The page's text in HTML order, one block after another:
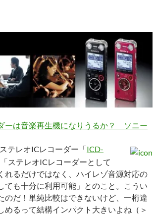
ーは音楽再生機になりうるか？ ソニー
テレオICレコーダー「ICD-
ステレオICレコーダーとして
れるだけではなく、ハイレゾ音源対応の
ても十分に利用可能」とのこと。こうい
のだ！単純比較はできないけど、一桁違
めるって結構インパクト大きいよね（＞